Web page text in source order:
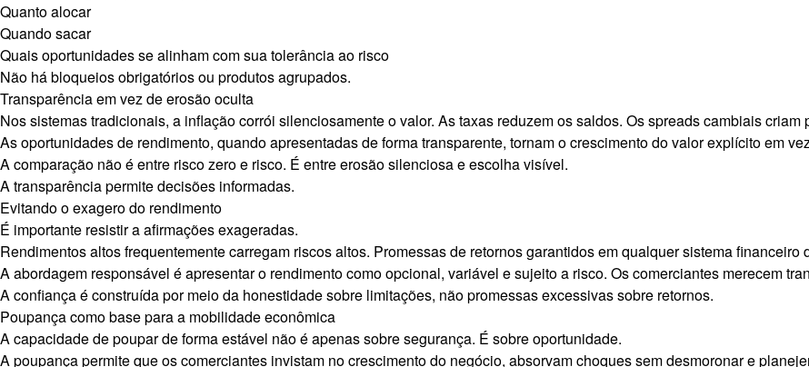
Quanto alocar
Quando sacar
Quais oportunidades se alinham com sua tolerância ao risco
Não há bloqueios obrigatórios ou produtos agrupados.
Transparência em vez de erosão oculta
Nos sistemas tradicionais, a inflação corrói silenciosamente o valor. As taxas reduzem os saldos. Os spreads cambiais
As oportunidades de rendimento, quando apresentadas de forma transparente, tornam o crescimento do valor explícito em
A comparação não é entre risco zero e risco. É entre erosão silenciosa e escolha visível.
A transparência permite decisões informadas.
Evitando o exagero do rendimento
É importante resistir a afirmações exageradas.
Rendimentos altos frequentemente carregam riscos altos. Promessas de retornos garantidos em qualquer sistema financeiro
A abordagem responsável é apresentar o rendimento como opcional, variável e sujeito a risco. Os comerciantes merecem
A confiança é construída por meio da honestidade sobre limitações, não promessas excessivas sobre retornos.
Poupança como base para a mobilidade econômica
A capacidade de poupar de forma estável não é apenas sobre segurança. É sobre oportunidade.
A poupança permite que os comerciantes invistam no crescimento do negócio, absorvam choques sem desmoronar e